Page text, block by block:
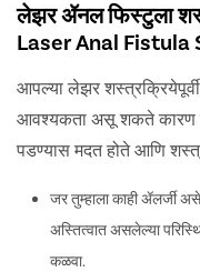
लेझर ॲनल फिस्टुला
Laser Anal Fistula
आपल्या लेझर
आवश्यकता असू शकते कारण
पडण्यास मदत होते आणि
जर तुम्हाला काही ॲलर्जी
अस्तित्वात असलेल्या
कळवा.